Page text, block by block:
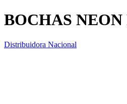
BOCHAS
Distribuidora Nacional